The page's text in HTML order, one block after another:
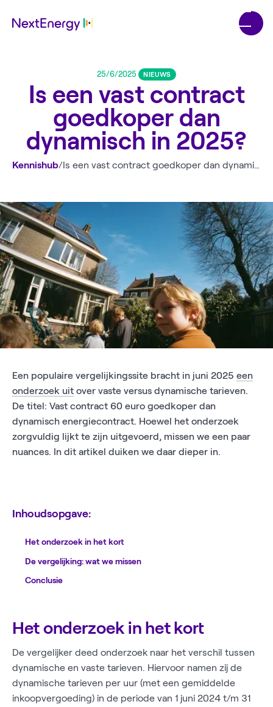
25/6/2025 NIEUWS
Is een vast contract
goedkoper dan
dynamisch in 2025?
Kennishub/ Is een vast contract goedkoper dan dynamisch in 2025?
Een populaire vergelijkingssite bracht in juni 2025 een
onderzoek uit over vaste versus dynamische tarieven.
De titel: Vast contract 60 euro goedkoper dan
dynamisch energiecontract. Hoewel het onderzoek
zorgvuldig lijkt te zijn uitgevoerd, missen we een paar
nuances. In dit artikel duiken we daar dieper in.
Inhoudsopgave:
Het onderzoek in het kort
De vergelijking: wat we missen
Conclusie
Het onderzoek in het kort
De vergelijker deed onderzoek naar het verschil tussen
dynamische en vaste tarieven. Hiervoor namen zij de
dynamische tarieven per uur (met een gemiddelde
inkoopvergoeding) in de periode van 1 juni 2024 t/m 31